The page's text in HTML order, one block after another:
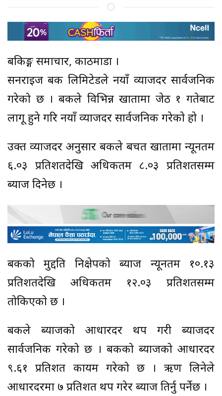
बैंकिङ्ग समाचार, काठमाडौं ।
सनराइज बैंक लिमिटेडले नयाँ व्याजदर सार्वजनिक
गरेको छ । बैंकले विभिन्न खातामा जेठ १ गतेबाट
लागू हुने गरि नयाँ व्याजदर सार्वजनिक गरेकाे हाे ।
उक्त व्याजदर अनुसार बैंकले बचत खातामा न्यूनतम
६.०३ प्रतिशतदेखि अधिकतम ८.०३ प्रतिशतसम्म
ब्याज दिनेछ ।
बैंकको मुद्दति निक्षेपको ब्याज न्यूनतम १०.१३
प्रतिशतदेखि अधिकतम १२.०३ प्रतिशतसम्म
तोकिएको छ ।
बैंकले ब्याजको आधारदर थप गरी ब्याजदर
सार्वजनिक गरेको छ । बैंकको ब्याजको आधारदर
९.६१ प्रतिशत कायम गरेको छ । ऋण लिनेले
आधारदरमा ७ प्रतिशत थप गरेर ब्याज तिर्नु पर्नेछ ।